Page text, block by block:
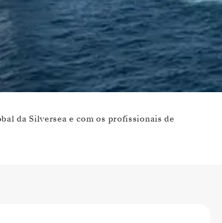
da Silversea e com os profissionais de